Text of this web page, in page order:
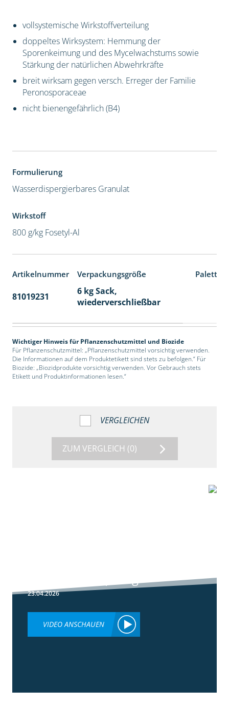
vollsystemische Wirkstoffverteilung
doppeltes Wirksystem: Hemmung der
Sporenkeimung und des Mycelwachstums sowie
Stärkung der natürlichen Abwehrkräfte
breit wirksam gegen versch. Erreger der Familie
Peronosporaceae
nicht bienengefährlich (B4)
Formulierung
Wasserdispergierbares Granulat
Wirkstoff
800 g/kg Fosetyl-Al
Artikelnummer Verpackungsgröße
81019231
6 kg Sack,
wiederverschließbar
Wichtiger Hinweis für Pflanzenschutzmittel und Biozide
Für Pflanzenschutzmittel: „Pflanzenschutzmittel vorsichtig verwenden.
Die Informationen auf dem Produktetikett sind stets zu befolgen.“ Für
Biozide: „Biozidprodukte vorsichtig verwenden. Vor Gebrauch stets
Etikett und Produktinformationen lesen.“
VERGLEICHEN
ZUM VERGLEICH (0)
23.04.2026
VIDEO ANSCHAUEN